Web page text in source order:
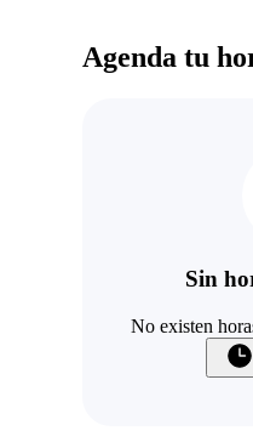
Agenda tu
Sin
No existen